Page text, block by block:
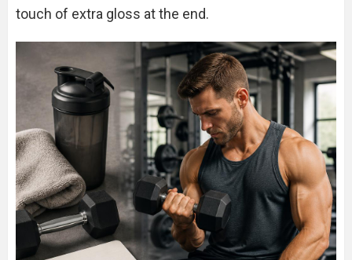
touch of extra gloss at the end.